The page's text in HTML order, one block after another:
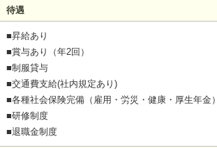
待遇
■昇給あり
■賞与あり（年2回）
■制服貸与
■交通費支給(社内規定あり)
■各種社会保険完備（雇用・労災・健康・厚生年金）
■研修制度
■退職金制度